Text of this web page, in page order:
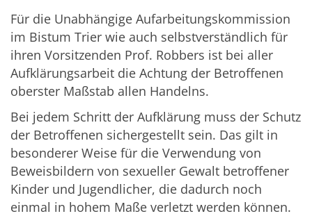
Für die Unabhängige Aufarbeitungskommission
im Bistum Trier wie auch selbstverständlich für
ihren Vorsitzenden Prof. Robbers ist bei aller
Aufklärungsarbeit die Achtung der Betroffenen
oberster Maßstab allen Handelns.
Bei jedem Schritt der Aufklärung muss der Schutz
der Betroffenen sichergestellt sein. Das gilt in
besonderer Weise für die Verwendung von
Beweisbildern von sexueller Gewalt betroffener
Kinder und Jugendlicher, die dadurch noch
einmal in hohem Maße verletzt werden können.